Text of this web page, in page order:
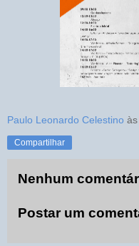
Paulo Leonardo Celestino às
Compartilhar
Nenhum
Postar um